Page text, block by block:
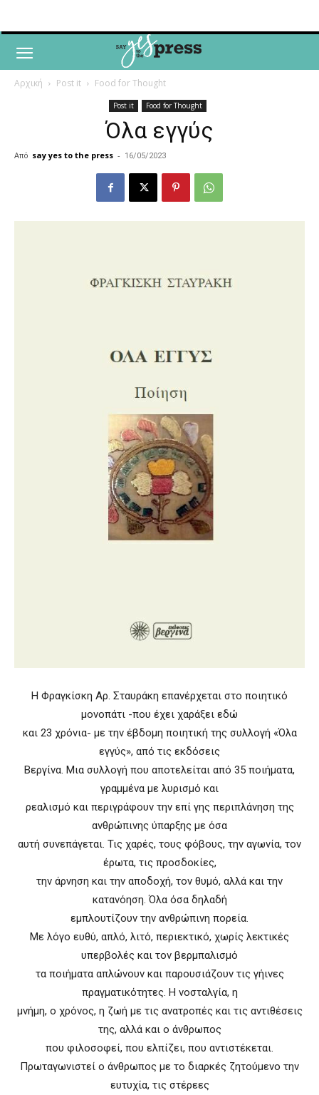
Αρχική Post it Food for Thought
Post it Food for Thought
Όλα εγγύς
Από say yes to the press - 16/05/2023
Η Φραγκίσκη Αρ. Σταυράκη επανέρχεται στο ποιητικό
μονοπάτι -που έχει χαράξει εδώ
και 23 χρόνια- με την έβδομη ποιητική της συλλογή «Όλα
εγγύς», από τις εκδόσεις
Βεργίνα. Μια συλλογή που αποτελείται από 35 ποιήματα,
γραμμένα με λυρισμό και
ρεαλισμό και περιγράφουν την επί γης περιπλάνηση της
ανθρώπινης ύπαρξης με όσα
αυτή συνεπάγεται. Τις χαρές, τους φόβους, την αγωνία, τον
έρωτα, τις προσδοκίες,
την άρνηση και την αποδοχή, τον θυμό, αλλά και την
κατανόηση. Όλα όσα δηλαδή
εμπλουτίζουν την ανθρώπινη πορεία.
Με λόγο ευθύ, απλό, λιτό, περιεκτικό, χωρίς λεκτικές
υπερβολές και τον βερμπαλισμό
τα ποιήματα απλώνουν και παρουσιάζουν τις γήινες
πραγματικότητες. Η νοσταλγία, η
μνήμη, ο χρόνος, η ζωή με τις ανατροπές και τις αντιθέσεις
της, αλλά και ο άνθρωπος
που φιλοσοφεί, που ελπίζει, που αντιστέκεται.
Πρωταγωνιστεί ο άνθρωπος με το διαρκές ζητούμενο την
ευτυχία, τις στέρεες